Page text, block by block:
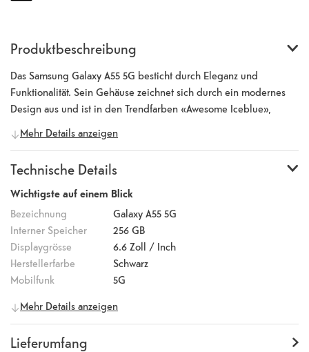
Produktbeschreibung
Das Samsung Galaxy A55 5G besticht durch Eleganz und
Funktionalität. Sein Gehäuse zeichnet sich durch ein modernes
Design aus und ist in den Trendfarben «Awesome Iceblue»,
«Awesome Navy», «Awesome Lemon» und «Awesome Lilac»
erhältlich. Der 6,6 Zoll grosse Super AMOLED-Bildschirm mit
Qualität, gestochen scharfe Farben und flüssige Bewegungen,
ideal für Gaming-Erlebnisse. Auf der Rückseite befindet sich
eine 50-Megapixel-Hauptkamera, ergänzt durch eine Ultra-
Weitwinkel- und Makro-Linse für vielseitige
Aufnahmemöglichkeiten von Nahaufnahmen bis hin zu
Landschaftsbildern, auch unter schwierigen Lichtbedingungen.
Die hochauflösende 32-Megapixel-Frontkamera ermöglicht
Schnellladefunktion ist das Samsung Galaxy A55 5G für den
ganzen Tag gerüstet, selbst bei intensiver Nutzung wie Serien-
oder Gaming-Marathons. Der Speicher lässt sich mit MicroSD-
Mehr Details anzeigen
Technische Details
Wichtigste auf einem Blick
Bezeichnung
Galaxy A55 5G
Interner Speicher
256 GB
Displaygrösse
6.6Zoll / Inch
Herstellerfarbe
Schwarz
Mobilfunk
5G
Allgemeine Informationen
Hersteller
Samsung
Artikelnummer
Mehr Details anzeigen
Lieferumfang